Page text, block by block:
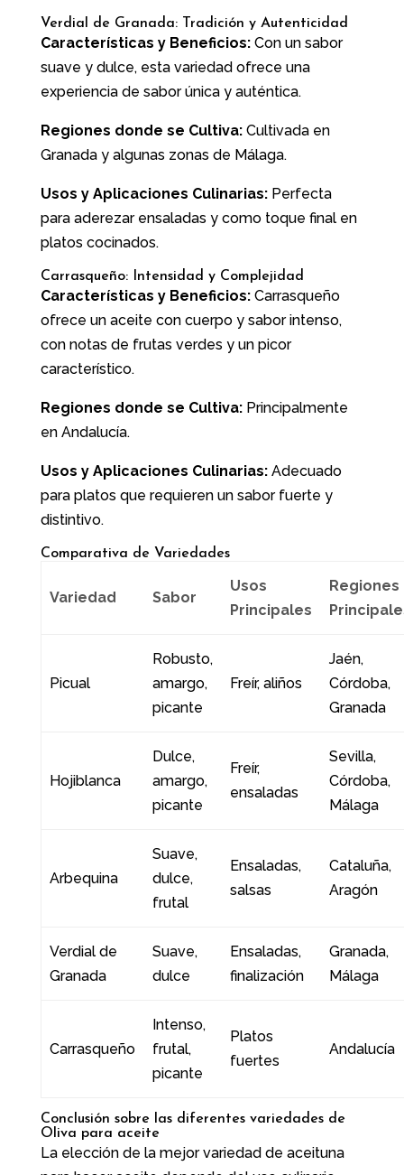
Verdial de Granada: Tradición y Autenticidad
Características y Beneficios:Con un sabor
suave y dulce, esta variedad ofrece una
experiencia de sabor única y auténtica.
Regiones donde se Cultiva:Cultivada en
Granada y algunas zonas de Málaga.
Usos y Aplicaciones Culinarias:Perfecta
para aderezar ensaladas y como toque final en
platos cocinados.
Carrasqueño: Intensidad y Complejidad
Características y Beneficios:Carrasqueño
ofrece un aceite con cuerpo y sabor intenso,
con notas de frutas verdes y un picor
característico.
Regiones donde se Cultiva:Principalmente
en Andalucía.
Usos y Aplicaciones Culinarias:Adecuado
para platos que requieren un sabor fuerte y
distintivo.
Comparativa de Variedades
Variedad Sabor
Usos
Principales
Regiones
Picual
Robusto,
amargo,
picante
Freír, aliños
Jaén,
Córdoba,
Granada
Hojiblanca
Dulce,
amargo,
picante
Freír,
ensaladas
Sevilla,
Córdoba,
Málaga
Arbequina
Suave,
dulce,
frutal
Ensaladas,
salsas
Cataluña,
Aragón
Verdial de
Granada
Suave,
dulce
Ensaladas,
finalización
Granada,
Málaga
Carrasqueño
Intenso,
frutal,
picante
Platos
fuertes
Andalucía
Conclusión sobre las diferentes variedades de
Oliva para aceite
La elección de la mejor variedad de aceituna